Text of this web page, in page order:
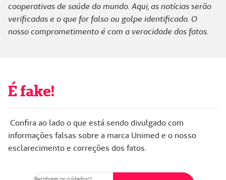
cooperativas de saúde do mundo. Aqui, as notícias serão
verificadas e o que for falso ou golpe identificado. O
nosso comprometimento é com a veracidade dos fatos.
É fake!
Confira ao lado o que está sendo divulgado com
informações falsas sobre a marca Unimed e o nosso
esclarecimento e correções dos fatos.